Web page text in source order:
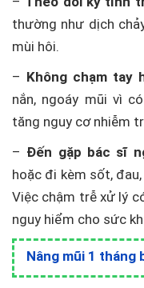
thường như dịch
mùi hôi.
– Không chạm tay
nắn, ngoáy mũi vì
tăng nguy cơ nhiễm
– Đến gặp bác sĩ
hoặc đi kèm sốt,
Việc chậm trễ xử lý
nguy hiểm cho sức
Nâng mũi 1 tháng